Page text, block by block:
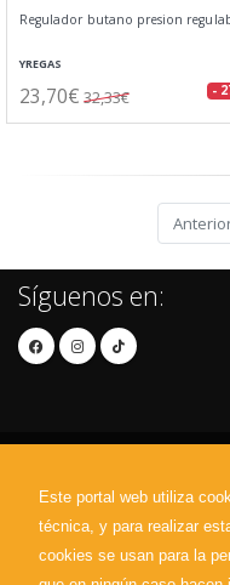
Este portal web utiliza
técnica, y para realizar
cookies se usan para la
Regulador butano presion
YREGAS
23,70€ 32,33€ -
Síguenos en: